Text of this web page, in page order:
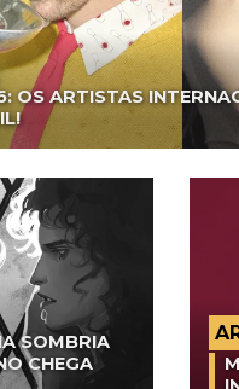
OS ARTISTAS
SOMBRIA
CHEGA